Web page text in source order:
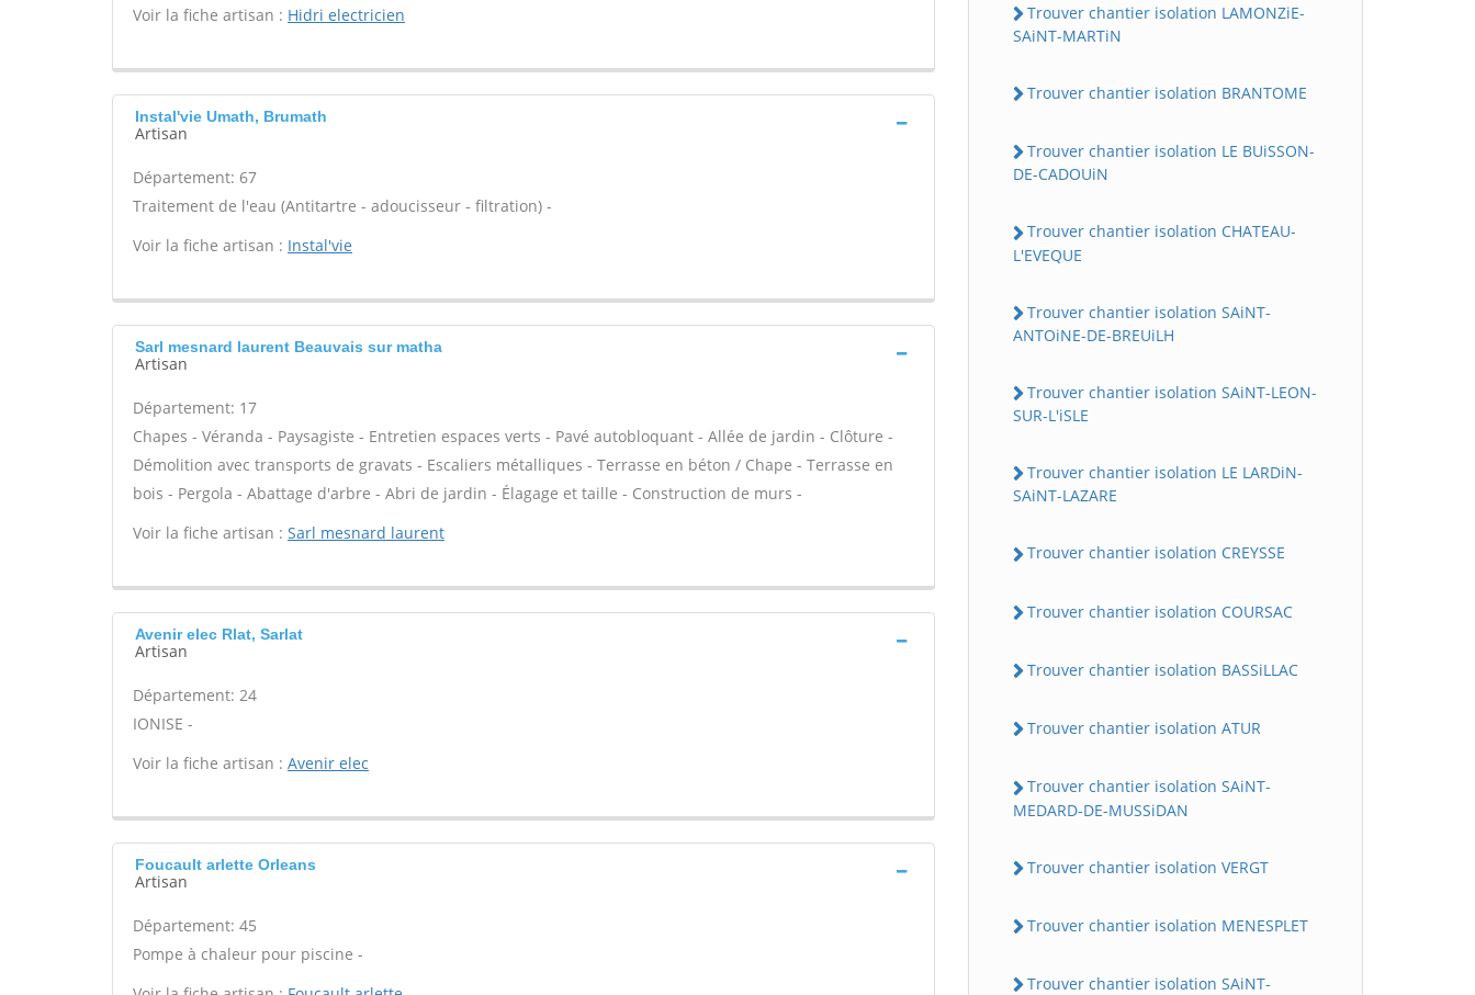
Voir la fiche artisan : Hidri electricien
Instal'vie Umath, Brumath
Artisan
Département: 67
Traitement de l'eau (Antitartre - adoucisseur - filtration) -
Voir la fiche artisan : Instal'vie
Sarl mesnard laurent Beauvais sur matha
Artisan
Département: 17
Chapes - Véranda - Paysagiste - Entretien espaces verts - Pavé autobloquant - Allée de jardin - Clôture -
Démolition avec transports de gravats - Escaliers métalliques - Terrasse en béton / Chape - Terrasse en
bois - Pergola - Abattage d'arbre - Abri de jardin - Élagage et taille - Construction de murs -
Voir la fiche artisan : Sarl mesnard laurent
Avenir elec Rlat, Sarlat
Artisan
Département: 24
IONISE -
Voir la fiche artisan : Avenir elec
Foucault arlette Orleans
Artisan
Département: 45
Pompe à chaleur pour piscine -
Trouver chantier isolation LAMONZiE-
SAiNT-MARTiN
Trouver chantier isolation BRANTOME
Trouver chantier isolation LE BUiSSON-
DE-CADOUiN
Trouver chantier isolation CHATEAU-
L'EVEQUE
Trouver chantier isolation SAiNT-
ANTOiNE-DE-BREUiLH
Trouver chantier isolation SAiNT-LEON-
SUR-L'iSLE
Trouver chantier isolation LE LARDiN-
SAiNT-LAZARE
Trouver chantier isolation CREYSSE
Trouver chantier isolation COURSAC
Trouver chantier isolation BASSiLLAC
Trouver chantier isolation ATUR
Trouver chantier isolation SAiNT-
MEDARD-DE-MUSSiDAN
Trouver chantier isolation VERGT
Trouver chantier isolation MENESPLET
Trouver chantier isolation SAiNT-